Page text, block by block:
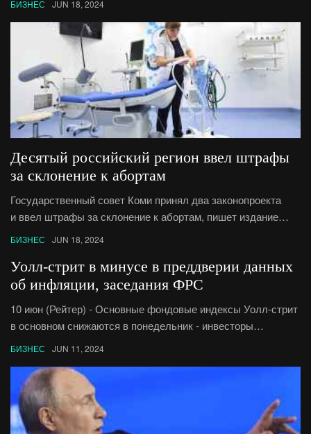
БИЗНЕС JUN 18, 2024
Десятый российский регион ввел штрафы
за склонение к абортам
Государственный совет Коми принял два законопроекта
и ввел штрафы за склонение к абортам, пишет издание
БИЗНЕС JUN 18, 2024
Уолл-стрит в минусе в преддверии данных
об инфляции, заседания ФРС
10 июн (Рейтер) - Основные фондовые индексы Уолл-стрит
в основном снижаются в понедельник - инвесторы
ключевых показателей инфляции и заседания Федрезерва
позже на этой неделе.
БИЗНЕС JUN 11, 2024